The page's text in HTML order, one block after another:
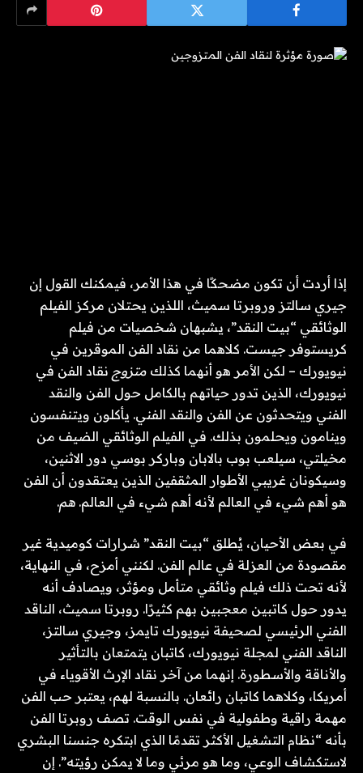
إذا أردت أن تكون مضحكًا في هذا الأمر، فيمكنك القول إن
جيري سالتز وروبرتا سميث، اللذين يحتلان مركز الفيلم
الوثائقي “بيت النقد”، يشبهان شخصيات من فيلم
كريستوفر جيست. كلاهما من نقاد الفن الموقرين في
نيويورك – لكن الأمر هو أنهما كذلك متزوج نقاد الفن في
نيويورك، الذين تدور حياتهم بالكامل حول الفن والنقد
الفني ويتحدثون عن الفن والنقد الفني. يأكلون ويتنفسون
وينامون ويحلمون بذلك. في الفيلم الوثائقي الضيف من
مخيلتي، سيلعب بوب بالابان وباركر بوسي دور الاثنين،
وسيكونان غريبي الأطوار المثقفين الذين يعتقدون أن الفن
هو أهم شيء في العالم لأنه أهم شيء في العالم. هم.
في بعض الأحيان، يُطلق “بيت النقد” شرارات كوميدية غير
مقصودة من العزلة في عالم الفن. لكنني أمزح، في النهاية،
لأنه تحت ذلك فيلم وثائقي متأمل ومؤثر، ويصادف أنه
يدور حول كاتبين معجبين بهم كثيرًا. روبرتا سميث، الناقد
الفني الرئيسي لصحيفة نيويورك تايمز، وجيري سالتز،
الناقد الفني لمجلة نيويورك، كاتبان يتمتعان بالتأثير
والأناقة والأسطورة. إنهما من آخر نقاد الإرث الأقوياء في
أمريكا، وكلاهما كاتبان رائعان. بالنسبة لهم، يعتبر حب الفن
مهمة راقية وطفولية في نفس الوقت. تصف روبرتا الفن
بأنه “نظام التشغيل الأكثر تقدمًا الذي ابتكره جنسنا البشري
لاستكشاف الوعي، وما هو مرئي وما لا يمكن رؤيته”. إن